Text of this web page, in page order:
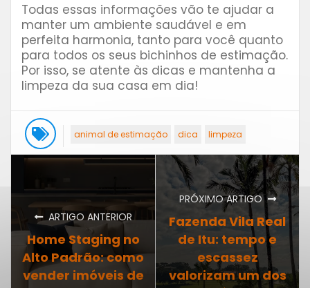
Todas essas informações vão te ajudar a
manter um ambiente saudável e em
perfeita harmonia, tanto para você quanto
para todos os seus bichinhos de estimação.
Por isso, se atente às dicas e mantenha a
limpeza da sua casa em dia!
animal de estimação dica limpeza
ARTIGO ANTERIOR
Home Staging no
Alto Padrão: como
vender imóveis de
PRÓXIMO ARTIGO
Fazenda Vila Real
de Itu: tempo e
escassez
valorizam um dos